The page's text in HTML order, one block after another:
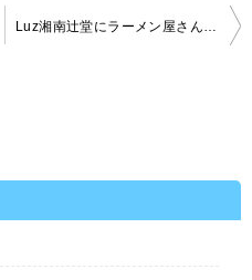
Luz湘南辻堂にラーメン屋さん”麺屋 庄太”が7月1日オープン